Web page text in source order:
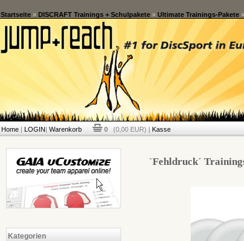
Startseite» DISCRAFT Trainings + Schulpakete» Ultimate Trainings-Pakete»
Home| LOGIN| Warenkorb 0 (0,00 EUR) | Kasse
Kategorien
`Fehldruck´